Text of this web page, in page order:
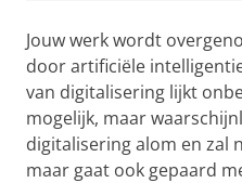
Jouw werk wordt
door artificiële
van digitalisering lijkt
mogelijk, maar
digitalisering alom en zal
maar gaat ook gepaard